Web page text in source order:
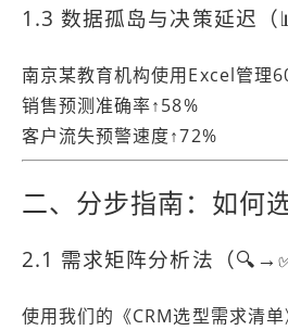
1.3 数据孤岛与决策延迟（
南京某教育机构使用Excel管理
销售预测准确率↑58%
客户流失预警速度↑72%
二、分步指南：如何
2.1 需求矩阵分析法（
使用我们的《CRM选型需求清单